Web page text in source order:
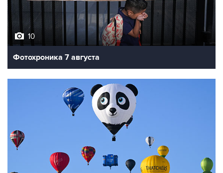
10
Фотохроника 7 августа